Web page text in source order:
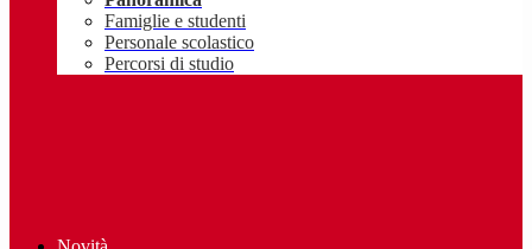
Famiglie e studenti
Personale scolastico
Percorsi di studio